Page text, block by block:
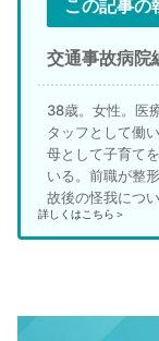
この記事の
交通事故病
38歳。女性。医
タッフとして働
母として子育て
いる。前職が整
故後の怪我につ
詳しくはこちら＞